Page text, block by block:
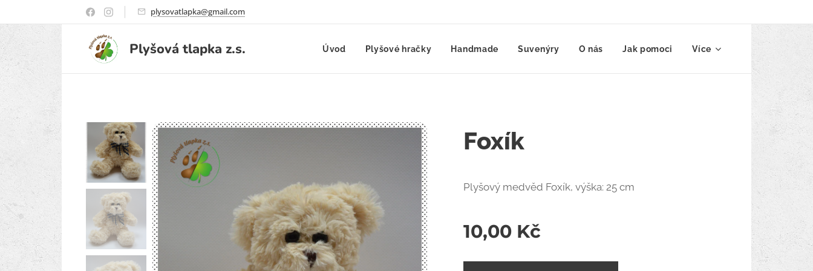
plysovatlapka@gmail.com
Plyšovátlapka z.s. Úvod Plyšové hračky Handmade Suvenýry O nás Jak pomoci Více
Foxík
Plyšový medvěd Foxík, výška: 25 cm
10,00 Kč